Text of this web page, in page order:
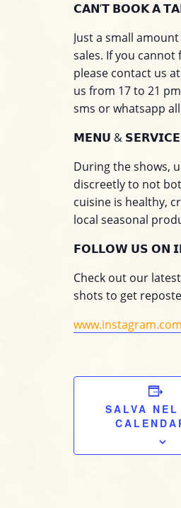
𝗖𝗔𝗡’𝗧 𝗕𝗢𝗢𝗞 𝗔
Just a small
sales. If you
please contact us
us from 17 to 21
sms or whatsapp
𝗠𝗘𝗡𝗨 & 𝗦𝗘𝗥𝗩𝗜𝗖𝗘
During the shows,
discreetly to not
cuisine is healthy,
local seasonal
𝗙𝗢𝗟𝗟𝗢𝗪 𝗨𝗦 𝗢𝗡
Check out our
shots to get
SALVA NEL